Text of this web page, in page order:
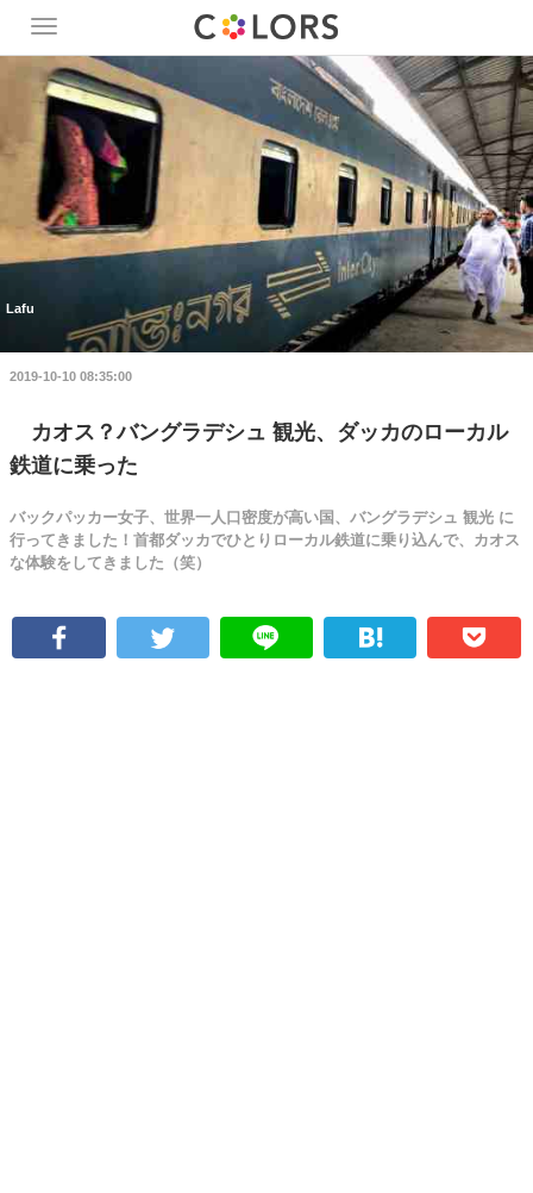
Toggle
navigation
Lafu
2019-10-10 08:35:00
カオス？バングラデシュ 観光、ダッカのローカル
鉄道に乗った
バックパッカー女子、世界一人口密度が高い国、バングラデシュ 観光 に
行ってきました！首都ダッカでひとりローカル鉄道に乗り込んで、カオス
な体験をしてきました（笑）